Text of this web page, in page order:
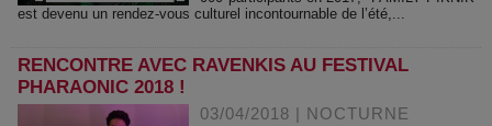
est devenu un rendez-vous culturel incontournable de l’été,...
RENCONTRE AVEC RAVENKIS AU FESTIVAL
PHARAONIC 2018 !
03/04/2018 | NOCTURNE